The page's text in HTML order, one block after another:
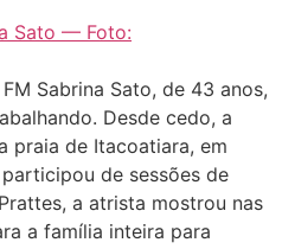
Sabrina Sato, de 43 anos,
Desde cedo, a
praia de Itacoatiara, em
de sessões de
a atrista mostrou nas
a família inteira para